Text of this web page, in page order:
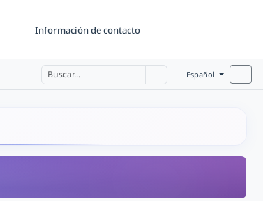
Información de contacto
Español